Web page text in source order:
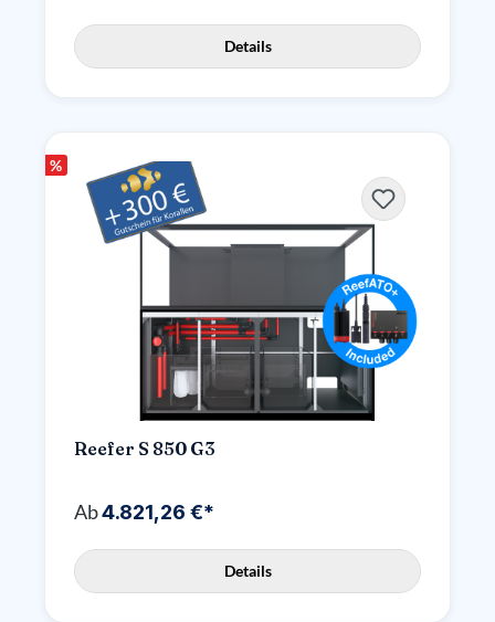
Details
%
Reefer S 850 G3
Ab4.821,26 €*
Details